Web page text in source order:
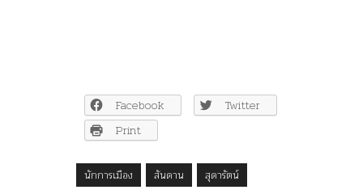
Facebook
Twitter
Print
นักการเมือง สันดาน สุดารัตน์